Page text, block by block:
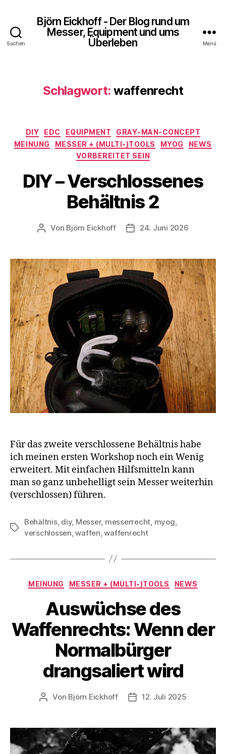
Suchen
Björn Eickhoff - Der Blog rund um
Messer, Equipment und ums
Überleben
Menü
Schlagwort: waffenrecht
Kategorien
DIY EDC EQUIPMENT
GRAY-MAN-CONCEPT
MEINUNG
MESSER + (MULTI-)TOOLS MYOG
NEWS
VORBEREITET SEIN
DIY – Verschlossenes
Behältnis 2
Beitragsautor
Von Björn Eickhoff Veröffentlichungsdatum
24. Juni 2026
Für das zweite verschlossene Behältnis habe
ich meinen ersten Workshop noch ein Wenig
erweitert. Mit einfachen Hilfsmitteln kann
man so ganz unbehelligt sein Messer weiterhin
(verschlossen) führen.
Schlagwörter
Behältnis, diy, Messer, messerrecht myog
verschlossen ,waffen ,waffenrecht
Kategorien
MEINUNG MESSER + (MULTI-)TOOLS NEWS
Auswüchse des
Waffenrechts: Wenn der
Normalbürger
drangsaliert wird
Beitragsautor
Von Björn Eickhoff Veröffentlichungsdatum
12. Juli 2025